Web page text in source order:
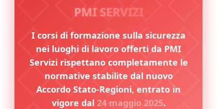
PMI SERVIZI
I corsi di formazione sulla sicurezza
nei luoghi di lavoro offerti da PMI
Servizi rispettano completamente le
normative stabilite dal nuovo
Accordo Stato-Regioni, entrato in
vigore dal 24 maggio 2025.